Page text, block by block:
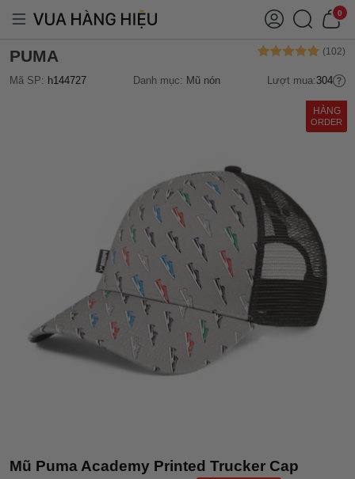
0
PUMA
Mã SP: h144727 Danh mục: Mũ nón Lượt mua:304
HÀNG
ORDER
Mũ Puma Academy Printed Trucker Cap